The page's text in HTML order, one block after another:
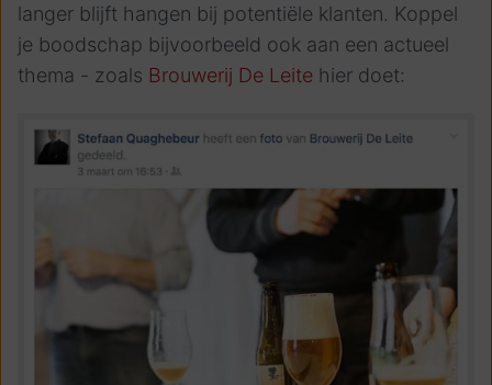
langer blijft hangen bij potentiële klanten. Koppel
je boodschap bijvoorbeeld ook aan een actueel
thema - zoals Brouwerij De Leite hier doet: